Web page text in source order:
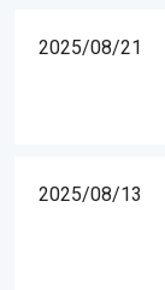
2025/08/21
2025/08/13